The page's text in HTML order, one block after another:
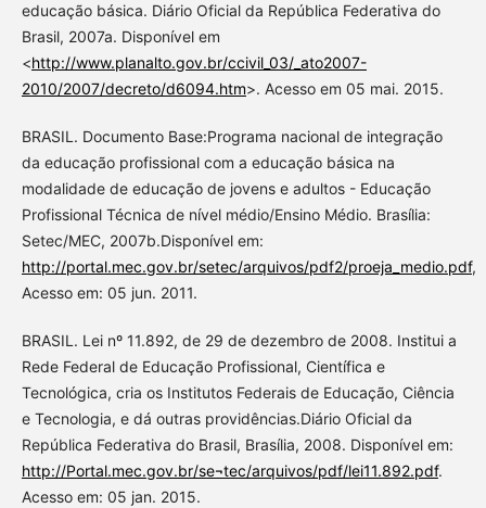
educação básica. Diário Oficial da República Federativa do
Brasil, 2007a. Disponível em
<http://www.planalto.gov.br/ccivil_03/_ato2007-
2010/2007/decreto/d6094.htm>. Acesso em 05 mai. 2015.
BRASIL. Documento Base:Programa nacional de integração
da educação profissional com a educação básica na
modalidade de educação de jovens e adultos - Educação
Profissional Técnica de nível médio/Ensino Médio. Brasília:
Setec/MEC, 2007b.Disponível em:
http://portal.mec.gov.br/setec/arquivos/pdf2/proeja_medio.pdf,
Acesso em: 05 jun. 2011.
BRASIL. Lei nº 11.892, de 29 de dezembro de 2008. Institui a
Rede Federal de Educação Profissional, Científica e
Tecnológica, cria os Institutos Federais de Educação, Ciência
e Tecnologia, e dá outras providências.Diário Oficial da
República Federativa do Brasil, Brasília, 2008. Disponível em:
http://Portal.mec.gov.br/se¬tec/arquivos/pdf/lei11.892.pdf.
Acesso em: 05 jan. 2015.